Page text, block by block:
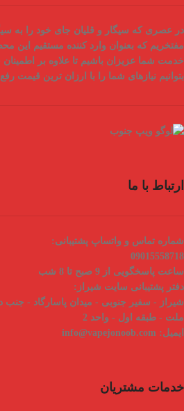
در عصری که سیگار و قلیان جای خود را به
مفتخریم که بعنوان وارد کننده مستقیم این
خدمت شما عزیزان باشیم تا علاوه بر
بتوانیم نیازهای شما را با ارزان ترین قیمت
ارتباط با ما
شماره تماس و واتساپ پشتیبانی:
09015558718
ساعت پاسخگویی از 9 صبح تا 8 شب
دفتر پشتیبانی سایت شیراز:
شیراز - سفیر جنوبی - میدان پاسارگاد - جنب
ملت - طبقه اول - واحد 2
ایمیل:
خدمات مشتریان